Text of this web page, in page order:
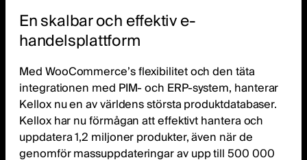
En skalbar och effektiv e-
handelsplattform
Med WooCommerce’s flexibilitet och den täta
integrationen med PIM- och ERP-system, hanterar
Kellox nu en av världens största produktdatabaser.
Kellox har nu förmågan att effektivt hantera och
uppdatera 1,2 miljoner produkter, även när de
genomför massuppdateringar av upp till 500 000